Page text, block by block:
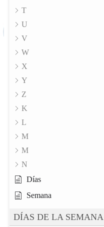
T
U
V
W
X
Y
Z
K
L
M
M
N
Días
Semana
DÍAS DE LA SEMANA